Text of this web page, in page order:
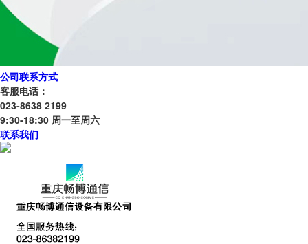
公司联系方式
客服电话：
023-8638 2199
9:30-18:30 周一至周六
联系我们